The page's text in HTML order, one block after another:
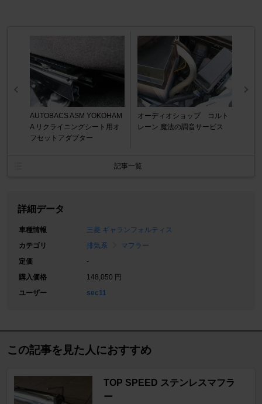
AUTOBACS ASM YOKOHAM
A リクライニングシート用オ
フセットアダプター
オーディオショップ コルト
レーン 魔法の調音サービス
記事一覧
詳細データ
車種情報
三菱 ギャランフォルティス
カテゴリ
排気系
マフラー
定価
-
購入価格
148,050 円
ユーザー
sec11
この記事を見た人におすすめ
TOP SPEED ステンレスマフラ
ー